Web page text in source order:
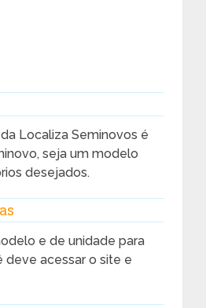
Localiza Seminovos é
seja um modelo
desejados.
e de unidade para
deve acessar o site e